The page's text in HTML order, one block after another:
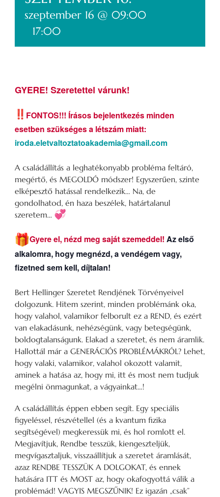
szeptember 16 @ 09:00
17:00
GYERE! Szeretettel várunk!
FONTOS!!! Írásos bejelentkezés minden
esetben szükséges a létszám miatt:
iroda.eletvaltoztatoakademia@gmail.com
A családállítás a leghatékonyabb probléma feltáró,
megértő, és MEGOLDÓ módszer! Egyszerűen, szinte
elképesztő hatással rendelkezik… Na, de
gondolhatod, én haza beszélek, határtalanul
szeretem…
Gyere el, nézd meg saját szemeddel! Az első
alkalomra, hogy megnézd, a vendégem vagy,
fizetned sem kell, díjtalan!
Bert Hellinger Szeretet Rendjének Törvényeivel
dolgozunk. Hitem szerint, minden problémánk oka,
hogy valahol, valamikor felborult ez a REND, és ezért
van elakadásunk, nehézségünk, vagy betegségünk,
boldogtalanságunk. Elakad a szeretet, és nem áramlik.
Hallottál már a GENERÁCIÓS PROBLÉMÁKRÓL? Lehet,
hogy valaki, valamikor, valahol okozott valamit,
aminek a hatása az, hogy mi, itt és most nem tudjuk
megélni önmagunkat, a vágyainkat…!
A családállítás éppen ebben segít. Egy speciális
figyeléssel, részvétellel (és a kvantum fizika
segítségével) megkeressük mi, és hol romlott el.
Megjavítjuk, Rendbe tesszük, kiengeszteljük,
megvígasztaljuk, visszaállítjuk a szeretet áramlását,
azaz RENDBE TESSZÜK A DOLGOKAT, és ennek
hatására ITT és MOST az, hogy okafogyottá válik a
problémád! VAGYIS MEGSZŰNIK! Ez igazán „csak”